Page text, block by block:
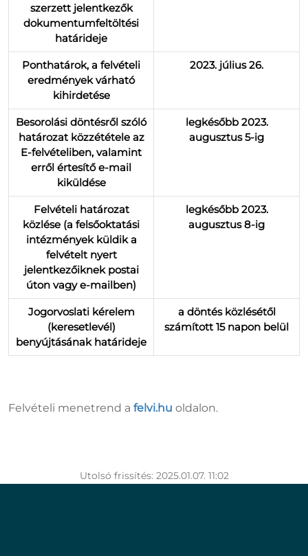
szerzett jelentkezők
dokumentumfeltöltési
határideje
Ponthatárok, a felvételi
eredmények várható
kihirdetése
2023. július 26.
Besorolási döntésről szóló
határozat közzététele az
E-felvételiben, valamint
erről értesítő e-mail
kiküldése
legkésőbb 2023.
augusztus 5-ig
Felvételi határozat
közlése (a felsőoktatási
intézmények küldik a
felvételt nyert
jelentkezőiknek postai
úton vagy e-mailben)
legkésőbb 2023.
augusztus 8-ig
Jogorvoslati kérelem
(keresetlevél)
benyújtásának határideje
a döntés közlésétől
számított 15 napon belül
Felvételi menetrend a felvi.hu oldalon.
Utolsó frissítés: 2025.01.07. 11:02